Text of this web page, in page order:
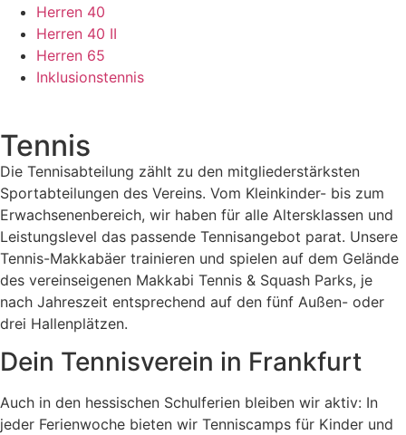
Herren 40
Herren 40 II
Herren 65
Inklusionstennis
Tennis
Die Tennisabteilung zählt zu den mitgliederstärksten
Sportabteilungen des Vereins. Vom Kleinkinder- bis zum
Erwachsenenbereich, wir haben für alle Altersklassen und
Leistungslevel das passende Tennisangebot parat. Unsere
Tennis-Makkabäer trainieren und spielen auf dem Gelände
des vereinseigenen Makkabi Tennis & Squash Parks, je
nach Jahreszeit entsprechend auf den fünf Außen- oder
drei Hallenplätzen.
Dein Tennisverein in Frankfurt
Auch in den hessischen Schulferien bleiben wir aktiv: In
jeder Ferienwoche bieten wir Tenniscamps für Kinder und